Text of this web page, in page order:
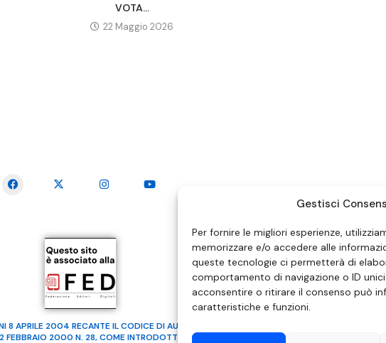
Gestisci
Per fornire le migliori esperienze,
memorizzare e/o accedere alle
queste tecnologie ci permetterà di
comportamento di navigazione o ID
acconsentire o ritirare il consenso può
caratteristiche e funzioni.
VOTA...
22 Maggio 2026
8 APRILE 2004 RECANTE IL CODICE DI AUTOREGOLAMENTAZIONE IN MATERIA DI
FEBBRAIO 2000 N. 28, COME INTRODOTTO DALLA LEGGE 6 NOVEMBRE 2003, N. 313